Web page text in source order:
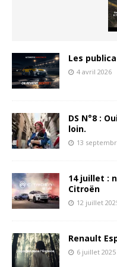
Les
4 avril 2026
DS N°8 :
loin.
13
14 juillet :
Citroën
12 juillet
Renault
6 juillet 2025